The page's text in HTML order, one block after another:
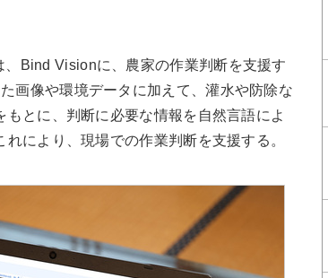
Bind Visionに、農家の作業判断を支援す
画像や環境データに加えて、灌水や防除な
とに、判断に必要な情報を自然言語によ
により、現場での作業判断を支援する。